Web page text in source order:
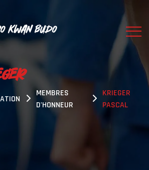
Kwan Budo
MEMBRES
D'HONNEUR
KRIEGER
PASCAL